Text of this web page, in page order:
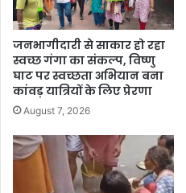
जनभागीदारी से साकार हो रहा
स्वच्छ गंगा का संकल्प, विष्णु
घाट पर स्वच्छता अभियान बना
कांवड़ यात्रियों के लिए प्रेरणा
August 7, 2026